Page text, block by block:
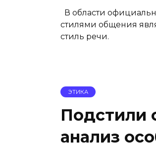
В области
стилями общения
стиль речи.
ЭТИКА
Подстили
анализ